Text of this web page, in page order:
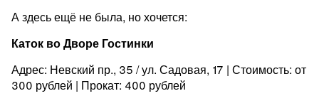
А здесь ещё не была, но хочется:
Каток во Дворе Гостинки
Адрес: Невский пр., 35 / ул. Садовая, 17 | Стоимость: от
300 рублей | Прокат: 400 рублей